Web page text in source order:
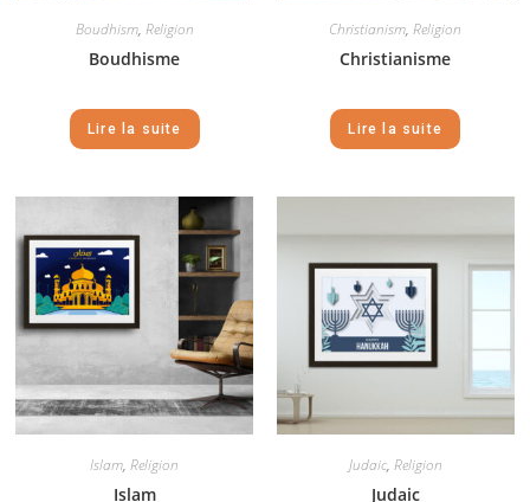
Boudhism, Religion
Boudhisme
Lire la suite
Christianism,Religion
Christianisme
Lire la suite
Islam,Religion
Islam
Judaic, Religion
Judaic